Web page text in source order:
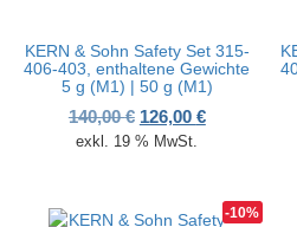
KERN & Sohn Safety Set 315-
406-403, enthaltene Gewichte
5 g (M1) | 50 g (M1)
140,00€ Ursprünglicher
126,00 €Aktueller
exkl. 19 % MwSt.
-10%